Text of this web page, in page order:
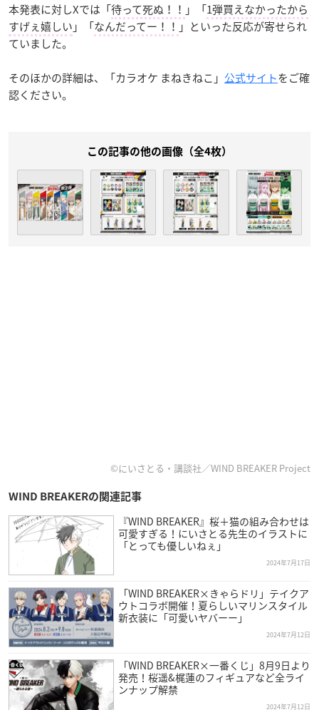
本発表に対しXでは「待って死ぬ！！ 」「1弾買えなかったから
すげぇ嬉しい 」「なんだってー！！ 」といった反応が寄せられ
ていました。
そのほかの詳細は、「カラオケ まねきねこ」 公式サイトをご確
認ください。
この記事の他の画像（全4枚）
©にいさとる・講談社／WIND BREAKER Project
WIND BREAKERの関連記事
『WIND BREAKER』桜＋猫の組み合わせは
可愛すぎる！にいさとる先生のイラストに
「とっても優しいねぇ」
2024年7月17日
「WIND BREAKER×きゃらドリ」テイクア
ウトコラボ開催！夏らしいマリンスタイル
新衣装に「可愛いヤバーー」
2024年7月12日
「WIND BREAKER×一番くじ」8月9日より
発売！桜遥&梶蓮のフィギュアなど全ライ
ンナップ解禁
2024年7月12日